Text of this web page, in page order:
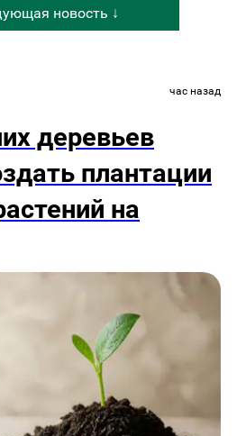
новость ↓
час назад
деревьев
плантации
на